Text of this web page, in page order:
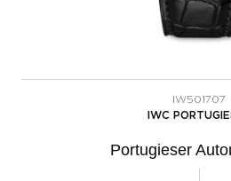
IW501707
IWC
Portugieser